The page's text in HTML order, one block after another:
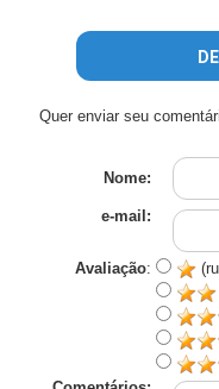
Quer enviar seu
Nome:
e-mail:
Avaliação: